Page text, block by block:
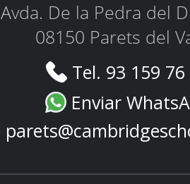
Avda. De la Pedra del
08150 Parets del
Tel. 93 159
Enviar